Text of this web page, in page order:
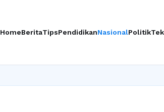
HomeBeritaTipsPendidikanNasionalPolitik